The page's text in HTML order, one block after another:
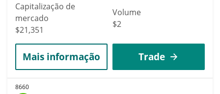
Capitalização de
mercado
$21,351
Volume
$2
Mais informação Trade
8660